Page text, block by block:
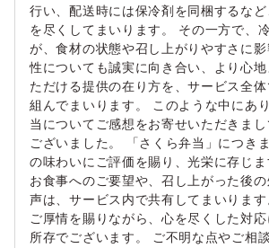
行い、配送時には保冷剤を同梱するな
を尽くしてまいります。 その一方で、
が、食材の状態や召し上がりやすさに
性についても誠実に向き合い、より心
ただける提供の在り方を、サービス全
組んでまいります。 このような中にあ
当についてご感想をお寄せいただきま
ございました。 「さくら弁当」につき
の味わいにご評価を賜り、光栄に存じ
お食事へのご要望や、召し上がった後
声は、サービス内で共有してまいりま
ご厚情を賜りながら、心を尽くした対
所存でございます。 ご不明な点やご相